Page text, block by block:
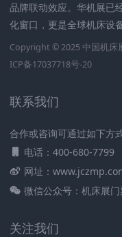
品牌联动效应。华机展已
化窗口，更是全球机床设
Copyright © 2025 中国机床
ICP备17037718号-20
联系我们
合作或咨询可通过如下方
电话：400-680-7799
网址：
微信公众号：机床展
关注我们